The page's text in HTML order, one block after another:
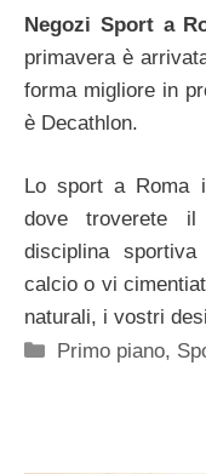
Negozi Sport a
primavera è
forma migliore in
è Decathlon.
Lo sport a Roma
dove troverete il
disciplina
calcio o vi
naturali, i vostri
Categorie
Primo piano,